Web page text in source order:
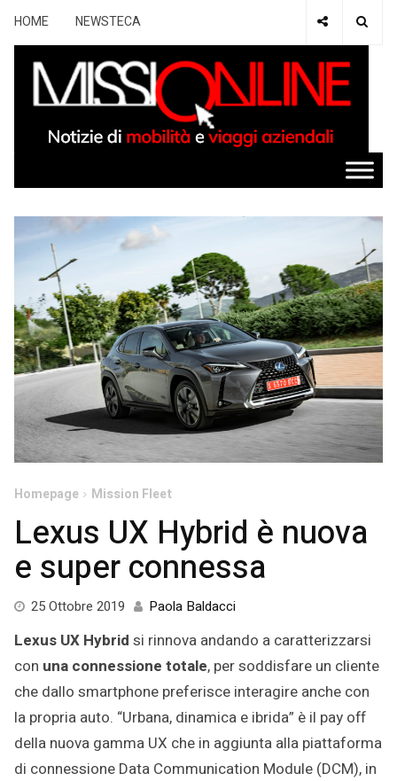
HOME NEWSTECA
Homepage Mission Fleet
Lexus UX Hybrid è nuova
e super connessa
25 Ottobre 2019 25
2019
Paola Baldacci
Lexus UX Hybrid si rinnova andando a caratterizzarsi
con una connessione totale, per soddisfare un cliente
che dallo smartphone preferisce interagire anche con
la propria auto. “Urbana, dinamica e ibrida” è il pay off
della nuova gamma UX che in aggiunta alla piattaforma
di connessione Data Communication Module (DCM), in